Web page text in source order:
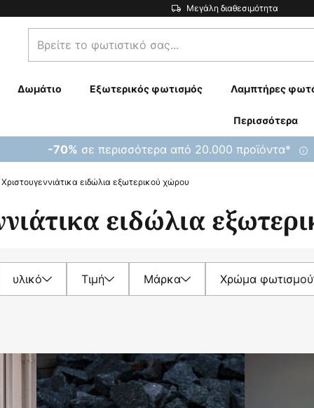
Μεγάλη διαθεσιμότητα
Βρείτε
το
σας...
Δωμάτιο Εξωτερικός φωτισμός Λαμπτήρες
Περισσότερα
-70% σε περισσότερα από 20.000 προϊόντα*
Χριστουγεννιάτικα ειδώλια εξωτερικού χώρου
ειδώλια
υλικό Τιμή Μάρκα Χρώμα φωτισμού